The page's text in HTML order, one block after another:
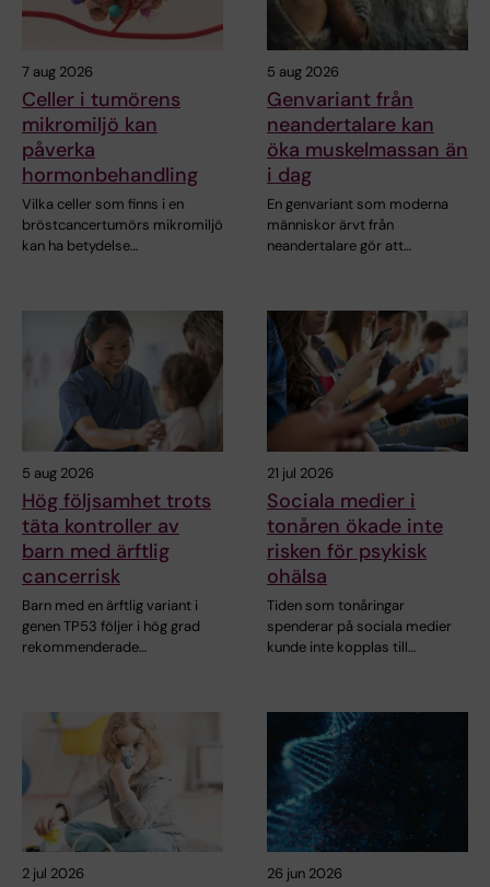
7 aug 2026
Celler i tumörens
mikromiljö kan
påverka
hormonbehandling
Vilka celler som finns i en
bröstcancertumörs mikromiljö
kan ha betydelse…
5 aug 2026
Genvariant från
neandertalare kan
öka muskelmassan än
i dag
En genvariant som moderna
människor ärvt från
neandertalare gör att…
5 aug 2026
Hög följsamhet trots
täta kontroller av
barn med ärftlig
cancerrisk
Barn med en ärftlig variant i
genen TP53 följer i hög grad
rekommenderade…
21 jul 2026
Sociala medier i
tonåren ökade inte
risken för psykisk
ohälsa
Tiden som tonåringar
spenderar på sociala medier
kunde inte kopplas till…
2 jul 2026 26 jun 2026